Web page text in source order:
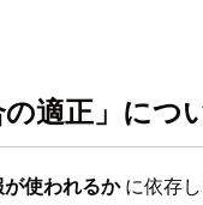
適正」につ
使われるかに依存し